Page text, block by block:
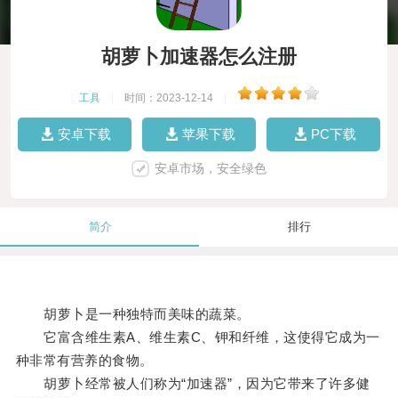
胡萝卜加速器怎么注册
工具 时间：2023-12-14
安卓下载 苹果下载 PC下载
安卓市场，安全绿色
简介 排行
胡萝卜是一种独特而美味的蔬菜。
它富含维生素A、维生素C、钾和纤维，这使得它成为一
种非常有营养的食物。
胡萝卜经常被人们称为“加速器”，因为它带来了许多健